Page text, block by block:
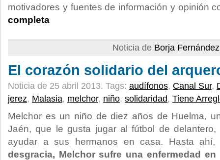
motivadores y fuentes de información y opinión
completa
Noticia de Borja Fernández
El corazón solidario del
Noticia de 25 abril 2013. Tags: audífonos, Canal Sur,
jerez, Malasia, melchor, niño, solidaridad, Tiene
Melchor es un niño de diez años de Huelma,
Jaén, que le gusta jugar al fútbol de
ayudar a sus hermanos en casa. Hasta
desgracia, Melchor sufre una enfermedad